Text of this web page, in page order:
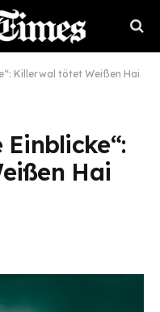
Killerwal tötet Weißen Hai
Hai